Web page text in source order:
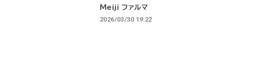
Meiji ファルマ
2026/03/30 19:22